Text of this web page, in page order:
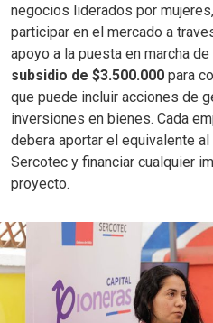
negocios liderados por
participar en el mercado a
apoyo a la puesta en marcha
subsidio de $3.500.000 para
que puede incluir acciones de
inversiones en bienes. Cada
debera aportar el equivalente
Sercotec y financiar cualquier
proyecto.